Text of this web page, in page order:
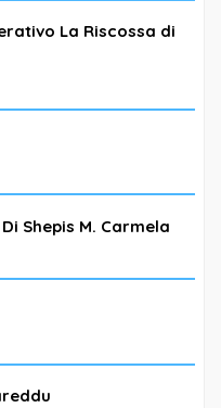
La Riscossa di
Shepis M. Carmela